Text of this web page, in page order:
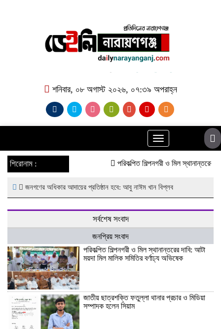
শনিবার, ০৮ অগাস্ট ২০২৬, ০৭:৩৯ অপরাহ্ন
Toggle
navigation
শিরোনাম : পরিকল্পিত শিল্পনগরী ও মিল স্থানান্তরের
জনগণের অধিকার আদায়ের প্রতিষ্ঠান হবে: আবু নাঈম খান বিপ্লব
সর্বশেষ সংবাদ
জনপ্রিয় সংবাদ
পরিকল্পিত শিল্পনগরী ও মিল স্থানান্তরের দাবি: আটা
ময়দা মিল মালিক সমিতির বর্ণাঢ্য অভিষেক
জাতীয় ছাত্রশক্তি ফতুল্লা থানার প্রচার ও মিডিয়া
সম্পাদক হলেন সিয়াম